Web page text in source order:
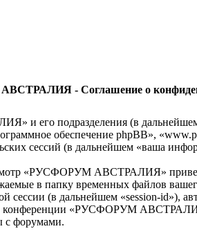
- Соглашение о
и его подразделения (в
обеспечение phpBB»,
сессий (в дальнейшем «ваша
«РУСФОРУМ АВСТРАЛИЯ»
в папку временных файлов
сессии (в дальнейшем «session-id»),
конференции «РУСФОРУМ
с форумами.